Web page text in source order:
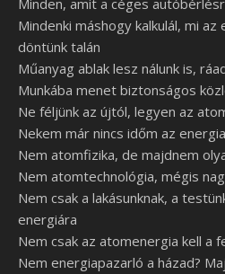
Minden, amit a céges
Mindenki máshogy kalkulál, mi
döntünk talán
Műanyag ablak lesz nálunk is,
Munkába menet biztonságos
Ne féljünk az újtól, legyen az
Nekem már nincs időm az
Nem atomfizika, de majdnem
Nem atomtechnológia, mégis
Nem csak a lakásunknak, a
energiára
Nem csak az atomenergia kell a
Nem energiapazarló a házad?